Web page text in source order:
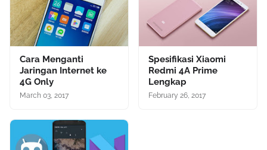
Cara Menganti
Jaringan Internet ke
4G Only
March 03, 2017
Spesifikasi Xiaomi
Redmi 4A Prime
Lengkap
February 26, 2017